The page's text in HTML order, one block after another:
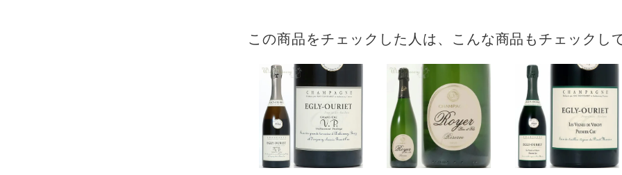
この商品をチェックした人は、こんな商品もチェックし